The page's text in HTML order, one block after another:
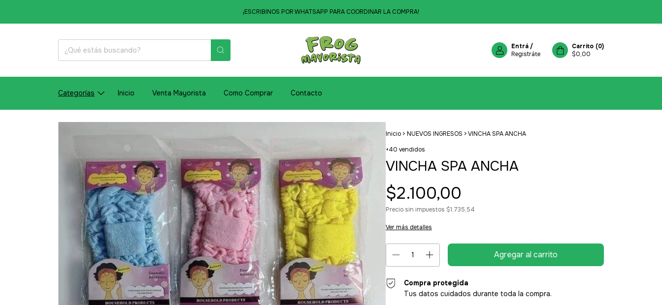
¡ESCRIBINOS POR WHATSAPP PARA COORDINAR LA COMPRA!
Entrá /
Registráte
Carrito (0)
$0,00
Categorías Inicio Venta Mayorista Como Comprar Contacto
Inicio > NUEVOS INGRESOS >VINCHA SPA ANCHA
+40 vendidos
VINCHA SPA ANCHA
$2.100,00
Precio sin impuestos $1.735,54
Ver más detalles
Compra protegida
Tus datos cuidados durante toda la compra.